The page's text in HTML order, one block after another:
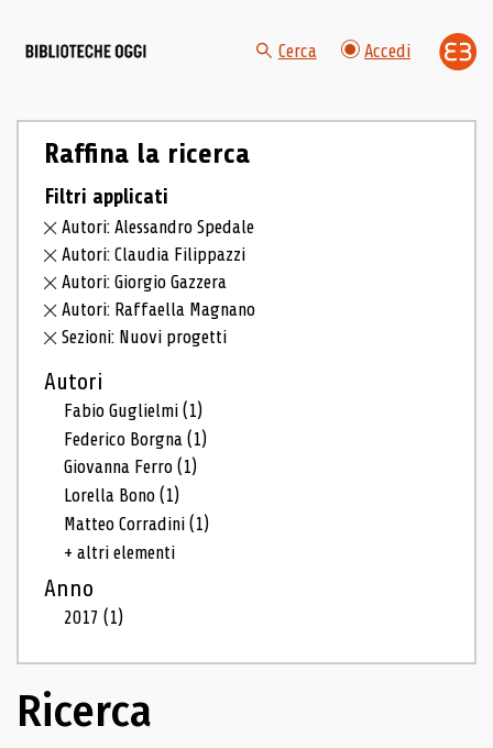
Cerca Accedi
Raffina la ricerca
Filtri applicati
Autori: Alessandro Spedale
Autori: Claudia Filippazzi
Autori: Giorgio Gazzera
Autori: Raffaella Magnano
Sezioni: Nuovi progetti
Autori
Fabio Guglielmi(1)
Federico Borgna(1)
Giovanna Ferro(1)
Lorella Bono(1)
Matteo Corradini(1)
+ altri elementi
Anno
2017(1)
Ricerca